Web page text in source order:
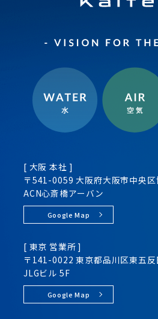
[ 大阪 本社 ]
〒541-0059 大阪府大阪市中央区
ACN心斎橋アーバン
Google Map
[ 東京 営業所 ]
〒141-0022 東京都品川区東五反
JLGビル 5F
Google Map